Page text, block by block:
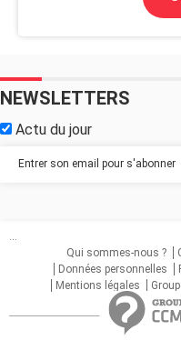
NEWSLETTERS
Actu du jour
Qui sommes-nous ?
Données personnelles
Mentions légales